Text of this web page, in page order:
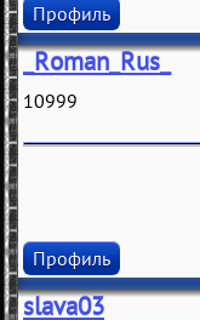
Профиль
_Roman_Rus_
10999
Профиль
slava03